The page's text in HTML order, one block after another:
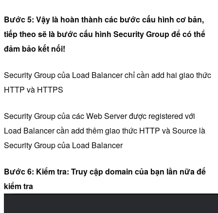
Bước 5: Vậy là hoàn thành các bước cấu hình cơ bản,
tiếp theo sẽ là bước cấu hình Security Group để có thể
đảm bảo kết nối!
Security Group của Load Balancer chỉ cần add hai giao thức
HTTP và HTTPS
Security Group của các Web Server được registered với
Load Balancer cần add thêm giao thức HTTP và Source là
Security Group của Load Balancer
Bước 6: Kiểm tra: Truy cập domain của bạn lần nữa để
kiểm tra